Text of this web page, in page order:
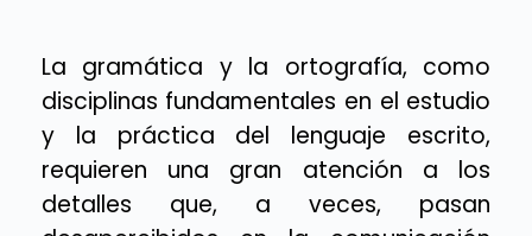
La gramática y la ortografía, como
disciplinas fundamentales en el estudio
y la práctica del lenguaje escrito,
requieren una gran atención a los
detalles que, a veces, pasan